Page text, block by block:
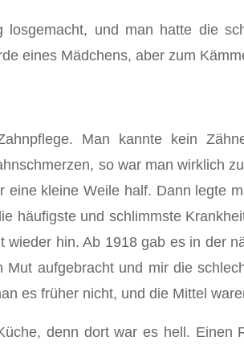
und man hatte die
eines Mädchens, aber zum
Man kannte kein
so war man wirklich
kleine Weile half. Dann legte
häufigste und schlimmste
hin. Ab 1918 gab es in der
aufgebracht und mir die
es früher nicht, und die Mittel
denn dort war es hell.